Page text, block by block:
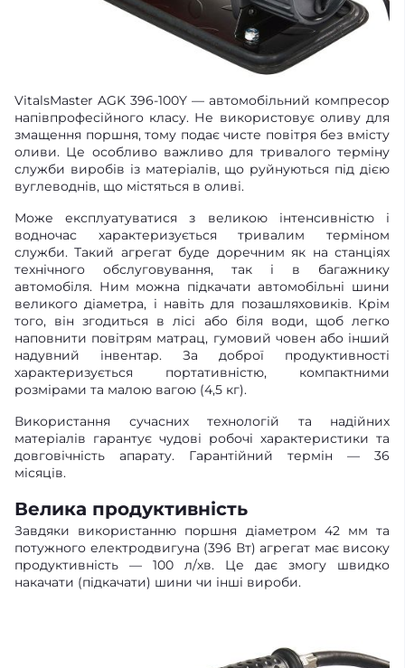
VitalsMaster AGK 396-100Y — автомобільний компресор
напівпрофесійного класу. Не використовує оливу для
змащення поршня, тому подає чисте повітря без вмісту
оливи. Це особливо важливо для тривалого терміну
служби виробів із матеріалів, що руйнуються під дією
вуглеводнів, що містяться в оливі.
Може експлуатуватися з великою інтенсивністю і
водночас характеризується тривалим терміном
служби. Такий агрегат буде доречним як на станціях
технічного обслуговування, так і в багажнику
автомобіля. Ним можна підкачати автомобільні шини
великого діаметра, і навіть для позашляховиків. Крім
того, він згодиться в лісі або біля води, щоб легко
наповнити повітрям матрац, гумовий човен або інший
надувний інвентар. За доброї продуктивності
характеризується портативністю, компактними
розмірами та малою вагою (4,5 кг).
Використання сучасних технологій та надійних
матеріалів гарантує чудові робочі характеристики та
довговічність апарату. Гарантійний термін — 36
місяців.
Велика продуктивність
Завдяки використанню поршня діаметром 42 мм та
потужного електродвигуна (396 Вт) агрегат має високу
продуктивність — 100 л/хв. Це дає змогу швидко
накачати (підкачати) шини чи інші вироби.